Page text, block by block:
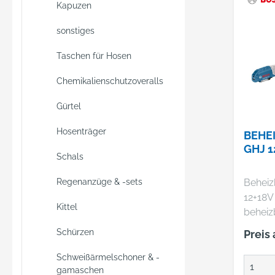
Kapuzen
sonstiges
Taschen für Hosen
Chemikalienschutzoveralls
Gürtel
Hosenträger
Schals
Regenanzüge & -sets
Kittel
Schürzen
Schweißärmelschoner & -
gamaschen
sorgt
hält
jedem
Die
GHJ
Preis